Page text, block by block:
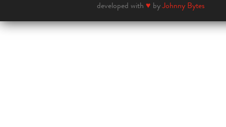
developed with ♥ byJohnny Bytes